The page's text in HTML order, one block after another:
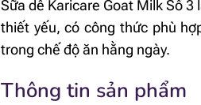
Sữa dê Karicare Goat Milk Số
thiết yếu, có công thức phù
trong chế độ ăn hằng ngày.
Thông tin sản phẩm